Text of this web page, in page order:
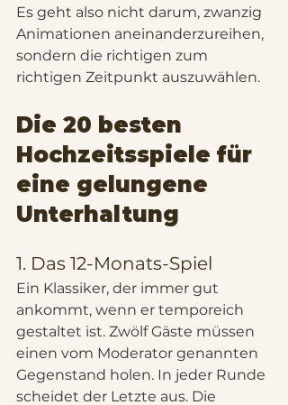
Es geht also nicht darum, zwanzig
Animationen aneinanderzureihen,
sondern die richtigen zum
richtigen Zeitpunkt auszuwählen.
Die 20 besten
Hochzeitsspiele für
eine gelungene
Unterhaltung
1. Das 12-Monats-Spiel
Ein Klassiker, der immer gut
ankommt, wenn er temporeich
gestaltet ist. Zwölf Gäste müssen
einen vom Moderator genannten
Gegenstand holen. In jeder Runde
scheidet der Letzte aus. Die